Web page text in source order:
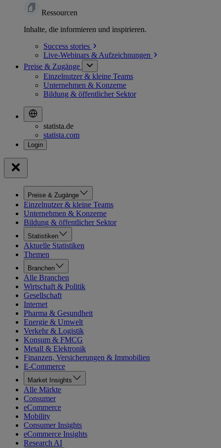
Ressourcen
Inhalte, die informieren und inspirieren.
Success stories
Live-Webinars & Aufzeichnungen
Preise & Zugänge
Einzelnutzer & kleine Teams
Unternehmen & Konzerne
Bildung & öffentlicher Sektor
statista.de
statista.com
Preise & Zugänge
Einzelnutzer & kleine Teams
Unternehmen & Konzerne
Bildung & öffentlicher Sektor
Statistiken
Aktuelle Statistiken
Themen
Branchen
Alle Branchen
Wirtschaft & Politik
Gesellschaft
Internet
Pharma & Gesundheit
Energie & Umwelt
Verkehr & Logistik
Konsum & FMCG
Metall & Elektronik
Finanzen, Versicherungen & Immobilien
E-Commerce
Market Insights
Alle Märkte
Consumer
eCommerce
Mobility
Consumer Insights
eCommerce Insights
Research AI